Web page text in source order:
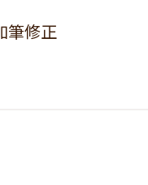
筆修正